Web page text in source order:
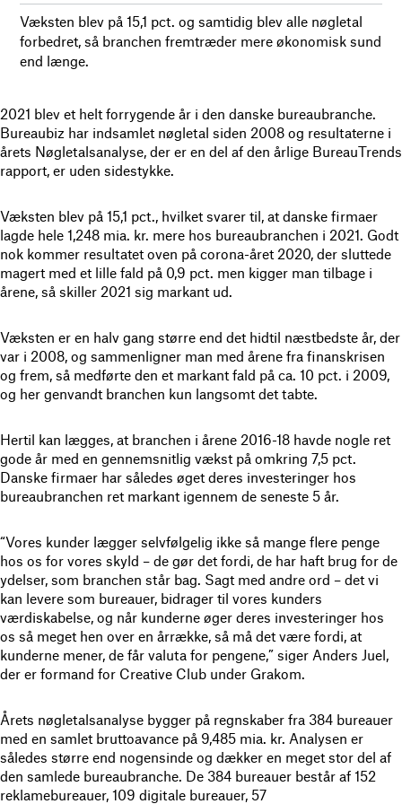
Væksten blev på 15,1 pct. og samtidig blev alle nøgletal
forbedret, så branchen fremtræder mere økonomisk sund
end længe.
2021 blev et helt forrygende år i den danske bureaubranche.
Bureaubiz har indsamlet nøgletal siden 2008 og resultaterne i
årets Nøgletalsanalyse, der er en del af den årlige BureauTrends
rapport, er uden sidestykke.
Væksten blev på 15,1 pct., hvilket svarer til, at danske firmaer
lagde hele 1,248 mia. kr. mere hos bureaubranchen i 2021. Godt
nok kommer resultatet oven på corona-året 2020, der sluttede
magert med et lille fald på 0,9 pct. men kigger man tilbage i
årene, så skiller 2021 sig markant ud.
Væksten er en halv gang større end det hidtil næstbedste år, der
var i 2008, og sammenligner man med årene fra finanskrisen
og frem, så medførte den et markant fald på ca. 10 pct. i 2009,
og her genvandt branchen kun langsomt det tabte.
Hertil kan lægges, at branchen i årene 2016-18 havde nogle ret
gode år med en gennemsnitlig vækst på omkring 7,5 pct.
Danske firmaer har således øget deres investeringer hos
bureaubranchen ret markant igennem de seneste 5 år.
“Vores kunder lægger selvfølgelig ikke så mange flere penge
hos os for vores skyld – de gør det fordi, de har haft brug for de
ydelser, som branchen står bag. Sagt med andre ord – det vi
kan levere som bureauer, bidrager til vores kunders
værdiskabelse, og når kunderne øger deres investeringer hos
os så meget hen over en årrække, så må det være fordi, at
kunderne mener, de får valuta for pengene,” siger Anders Juel,
der er formand for Creative Club under Grakom.
Årets nøgletalsanalyse bygger på regnskaber fra 384 bureauer
med en samlet bruttoavance på 9,485 mia. kr. Analysen er
således større end nogensinde og dækker en meget stor del af
den samlede bureaubranche. De 384 bureauer består af 152
reklamebureauer, 109 digitale bureauer, 57